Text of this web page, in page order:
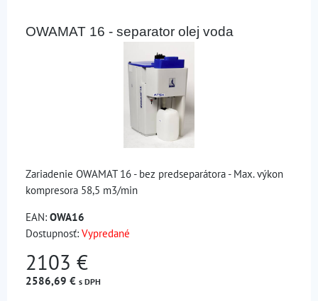
OWAMAT 16 - separator olej voda
Zariadenie OWAMAT 16 - bez predseparátora - Max. výkon
kompresora 58,5 m3/min
EAN: OWA16
Dostupnosť: Vypredané
2103 €
2586,69 € s DPH